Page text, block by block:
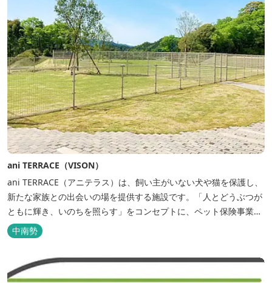
ani TERRACE（VISON）
ani TERRACE（アニテラス）は、飼い主がいない犬や猫を保護し、
新たな家族との出会いの場を提供する施設です。「人とどうぶつが
ともに輝き、いのちを照らす」をコンセプトに、ペット保険事業を
行うアニコムグループが運営します。また、本施設では、飼い主様
と一緒にVISONへ訪れたペットを一時的にお預かりするペットホテ
ルをご用意しているほか、広々...
中南勢